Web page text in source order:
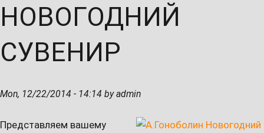
НОВОГОДНИЙ
СУВЕНИР
Mon, 12/22/2014 - 14:14 by admin
Представляем вашему